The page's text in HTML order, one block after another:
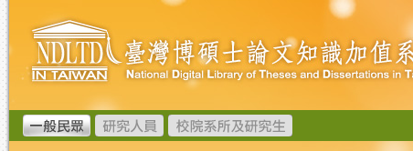
跳
到
主
要
內
容
臺
灣
博
碩
士
論
文